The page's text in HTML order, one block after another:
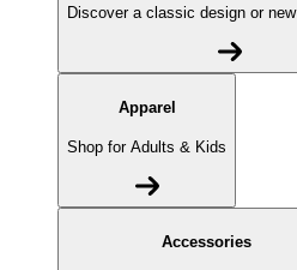
Discover a classic design or
Apparel
Shop for Adults & Kids
Accessories